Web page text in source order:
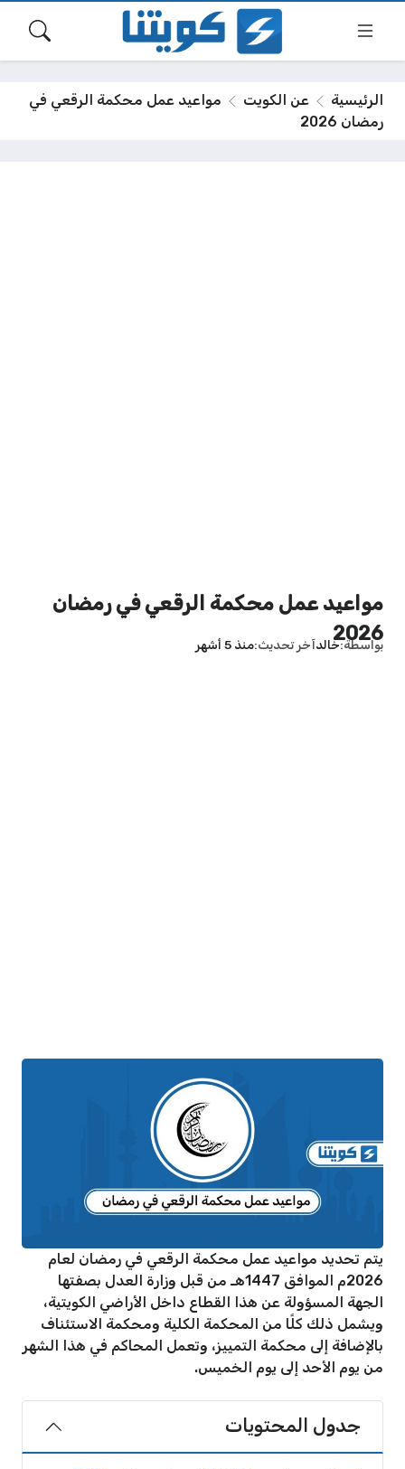
الرئيسية عن الكويت
مواعيد عمل محكمة الرقعي في
رمضان 2026
مواعيد عمل محكمة الرقعي في رمضان
2026
بواسطة خالدآخر تحديث منذ 5 أشهر
يتم تحديد مواعيد عمل محكمة الرقعي في رمضان لعام
2026م الموافق 1447هـ من قبل وزارة العدل بصفتها
الجهة المسؤولة عن هذا القطاع داخل الأراضي الكويتية،
ويشمل ذلك كلًا من المحكمة الكلية ومحكمة الاستئناف
بالإضافة إلى محكمة التمييز، وتعمل المحاكم في هذا الشهر
من يوم الأحد إلى يوم الخميس.
جدول المحتويات